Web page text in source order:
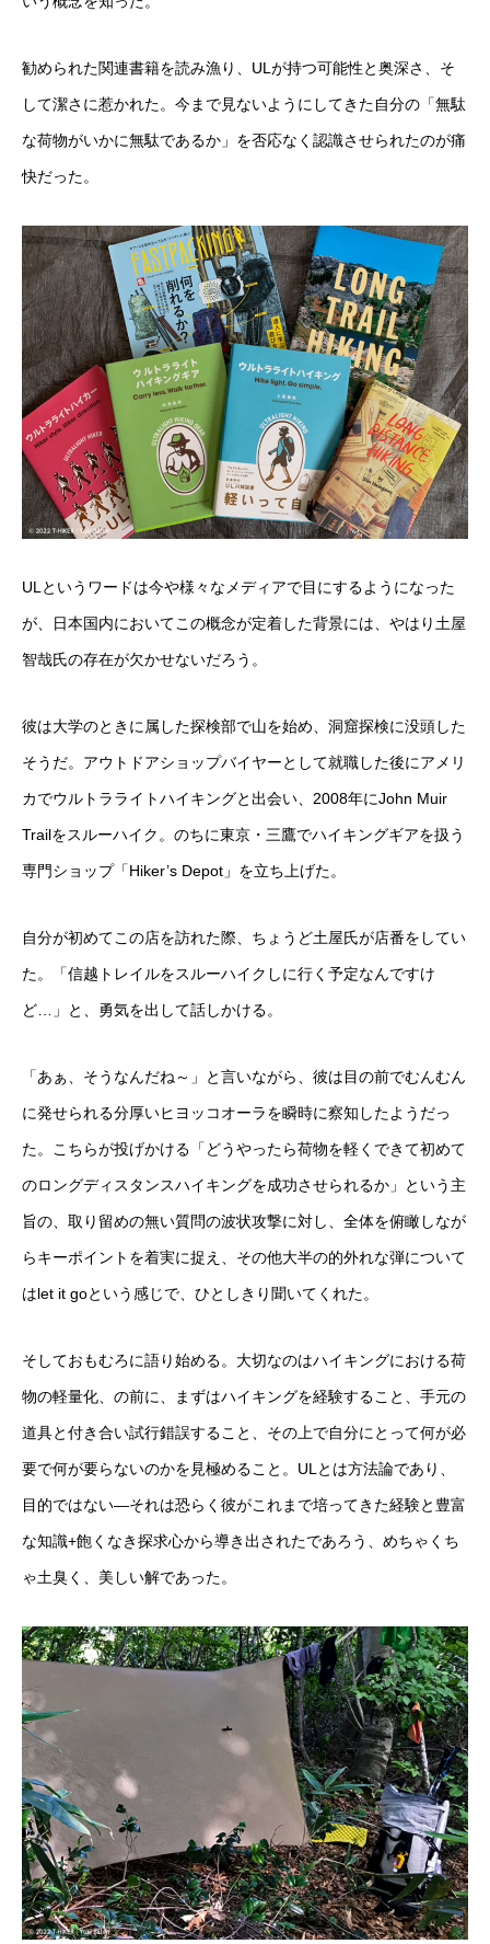
勧められた関連書籍を読み漁り、ULが持つ可能性と奥深さ、そ
して潔さに惹かれた。今まで見ないようにしてきた自分の「無駄
な荷物がいかに無駄であるか」を否応なく認識させられたのが痛
快だった。
ULというワードは今や様々なメディアで目にするようになった
が、日本国内においてこの概念が定着した背景には、やはり土屋
智哉氏の存在が欠かせないだろう。
彼は大学のときに属した探検部で山を始め、洞窟探検に没頭した
そうだ。アウトドアショップバイヤーとして就職した後にアメリ
カでウルトラライトハイキングと出会い、2008年にJohn Muir
Trailをスルーハイク。のちに東京・三鷹でハイキングギアを扱う
専門ショップ「Hiker’s Depot」を立ち上げた。
自分が初めてこの店を訪れた際、ちょうど土屋氏が店番をしてい
た。「信越トレイルをスルーハイクしに行く予定なんですけ
ど…」と、勇気を出して話しかける。
「あぁ、そうなんだね～」と言いながら、彼は目の前でむんむん
に発せられる分厚いヒヨッコオーラを瞬時に察知したようだっ
た。こちらが投げかける「どうやったら荷物を軽くできて初めて
のロングディスタンスハイキングを成功させられるか」という主
旨の、取り留めの無い質問の波状攻撃に対し、全体を俯瞰しなが
らキーポイントを着実に捉え、その他大半の的外れな弾について
はlet it goという感じで、ひとしきり聞いてくれた。
そしておもむろに語り始める。大切なのはハイキングにおける荷
物の軽量化、の前に、まずはハイキングを経験すること、手元の
道具と付き合い試行錯誤すること、その上で自分にとって何が必
要で何が要らないのかを見極めること。ULとは方法論であり、
目的ではない―それは恐らく彼がこれまで培ってきた経験と豊富
な知識+飽くなき探求心から導き出されたであろう、めちゃくち
ゃ土臭く、美しい解であった。